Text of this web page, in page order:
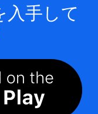
入手して